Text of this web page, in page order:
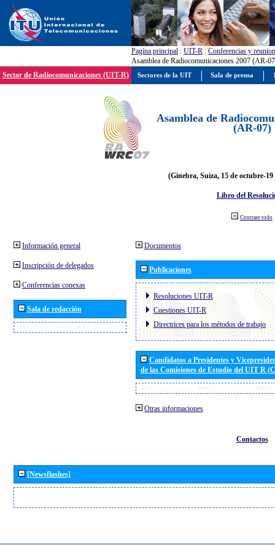
Pagína principal : UIT-R : Conferencias y
Asamblea de Radiocomunicaciones 2007 (AR-
Sector de Radiocomunicaciones (UIT-R)
Asamblea de
(AR-07)
(Ginebra, Suiza, 15 de octubre-19
Libro del
Contraer todo
Información general
Inscripción de delegados
Conferencias conexas
Sala de redacción
Documentos
Publicaciones
Resoluciones UIT-R
Cuestiones UIT-R
Directrices para los métodos de trabajo
Candidatos a Presidentes y
de las Comisiones de Estudio del UIT R
Otras informaciones
Contactos
[Newsflashes]
Sectores de la UIT Sala de prensa